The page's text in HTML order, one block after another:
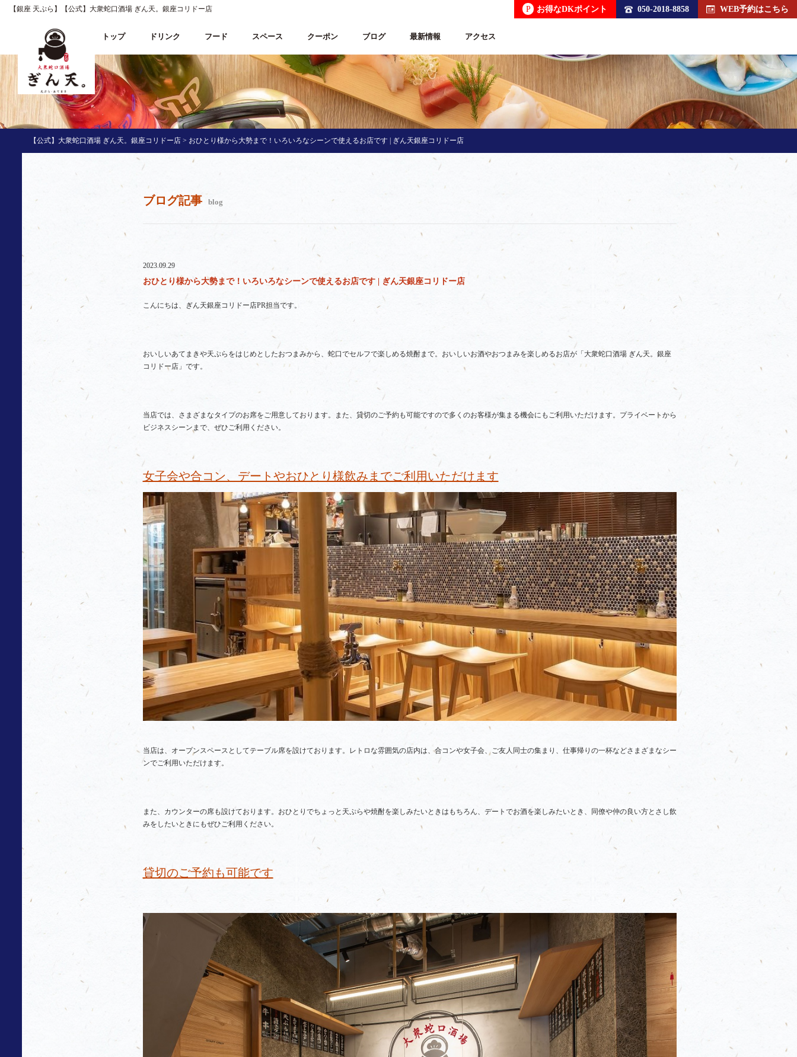
【銀座 天ぷら】【公式】大衆蛇口酒場 ぎん天。銀座コリドー店 P お得なDKポイント 050-2018-8858 WEB予約はこちら
トップ ドリンク フード スペース クーポン ブログ 最新情報 アクセス
【公式】大衆蛇口酒場 ぎん天。銀座コリドー店 > おひとり様から大勢まで！いろいろなシーンで使えるお店です | ぎん天銀座コリドー店
ブログ記事 blog
2023.09.29
おひとり様から大勢まで！いろいろなシーンで使えるお店です | ぎん天銀座コリドー店
こんにちは、ぎん天銀座コリドー店PR担当です。
おいしいあてまきや天ぷらをはじめとしたおつまみから、蛇口でセルフで楽しめる焼酎まで。おいしいお酒やおつまみを楽しめるお店が「大衆蛇口酒場 ぎん天。銀座
コリドー店」です。
当店では、さまざまなタイプのお席をご用意しております。また、貸切のご予約も可能ですので多くのお客様が集まる機会にもご利用いただけます。プライベートから
ビジネスシーンまで、ぜひご利用ください。
女子会や合コン、デートやおひとり様飲みまでご利用いただけます
当店は、オープンスペースとしてテーブル席を設けております。レトロな雰囲気の店内は、合コンや女子会、ご友人同士の集まり、仕事帰りの一杯などさまざまなシー
ンでご利用いただけます。
また、カウンターの席も設けております。おひとりでちょっと天ぷらや焼酎を楽しみたいときはもちろん、デートでお酒を楽しみたいとき、同僚や仲の良い方とさし飲
みをしたいときにもぜひご利用ください。
貸切のご予約も可能です